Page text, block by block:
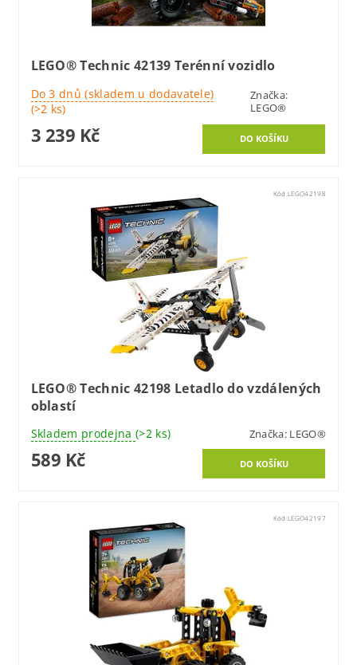
LEGO® Technic 42139 Terénní vozidlo
Do 3 dnů (skladem u dodavatele)
(>2 ks)
Značka:
LEGO®
3 239 Kč
Kód:LEGO42198
LEGO® Technic 42198 Letadlo do vzdálených
oblastí
Skladem prodejna (>2 ks) Značka: LEGO®
589 Kč
Kód:LEGO42197